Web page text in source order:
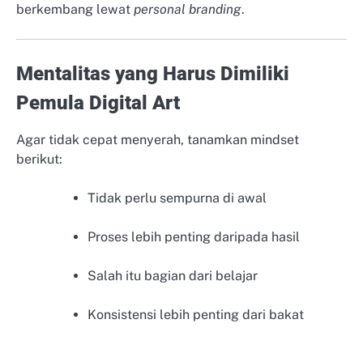
berkembang lewat personal branding.
Mentalitas yang Harus Dimiliki
Pemula Digital Art
Agar tidak cepat menyerah, tanamkan mindset
berikut:
Tidak perlu sempurna di awal
Proses lebih penting daripada hasil
Salah itu bagian dari belajar
Konsistensi lebih penting dari bakat